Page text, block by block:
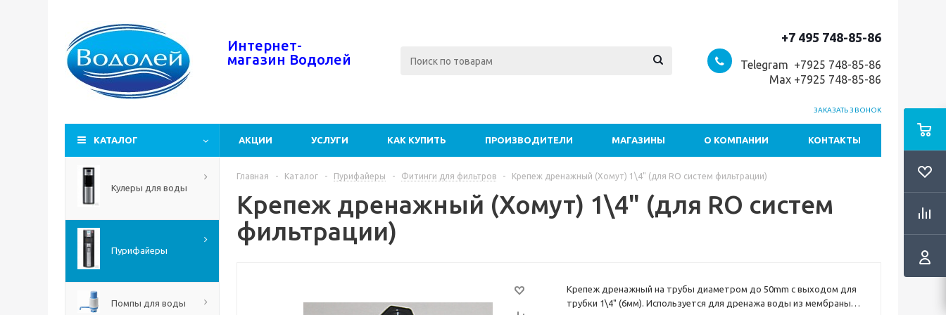
Интернет-
магазин Водолей
+7 495 748-85-86
Telegram +7925 748-85-86
Max +7925 748-85-86
ЗАКАЗАТЬ ЗВОНОК
КАТАЛОГ АКЦИИ УСЛУГИ КАК КУПИТЬ ПРОИЗВОДИТЕЛИ МАГАЗИНЫ О КОМПАНИИ КОНТАКТЫ
Кулеры для воды
Пурифайеры
Помпы для воды
Главная - Каталог - Пурифайеры - Фитинги для фильтров - Крепеж дренажный (Хомут) 1\4" (для RO систем фильтрации)
Крепеж дренажный (Хомут) 1\4" (для RO систем
фильтрации)
Крепеж дренажный на трубы диаметром до 50mm с выходом для
трубки 1\4" (6мм). Используется для дренажа воды из мембраны